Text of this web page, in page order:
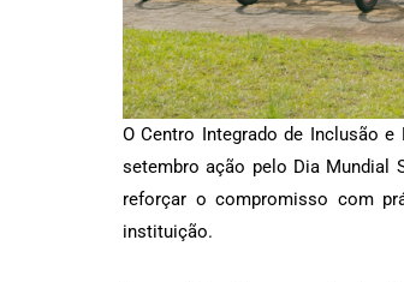
O Centro Integrado de Inclusão
setembro ação pelo Dia Mundial
reforçar o compromisso com
instituição.